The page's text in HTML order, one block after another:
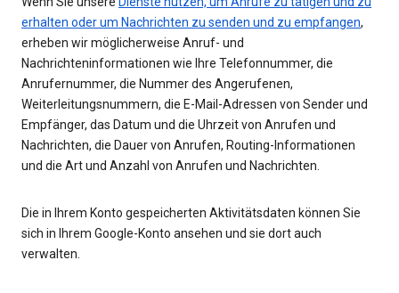
erhalten oder um Nachrichten zu senden und zu empfangen,
erheben wir möglicherweise Anruf- und
Nachrichteninformationen wie Ihre Telefonnummer, die
Anrufernummer, die Nummer des Angerufenen,
Weiterleitungsnummern, die E-Mail-Adressen von Sender und
Empfänger, das Datum und die Uhrzeit von Anrufen und
Nachrichten, die Dauer von Anrufen, Routing-Informationen
und die Art und Anzahl von Anrufen und Nachrichten.
Die in Ihrem Konto gespeicherten Aktivitätsdaten können Sie
sich in Ihrem Google-Konto ansehen und sie dort auch
verwalten.